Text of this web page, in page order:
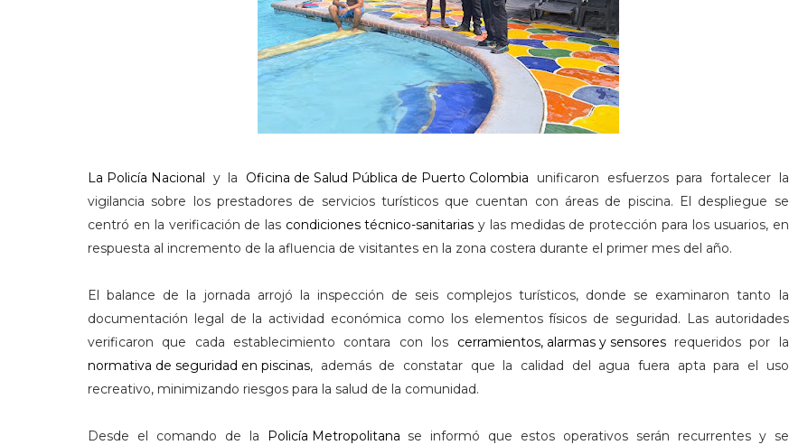
La Policía Nacional y la Oficina de Salud Pública de Puerto Colombia unificaron esfuerzos para fortalecer la
vigilancia sobre los prestadores de servicios turísticos que cuentan con áreas de piscina. El despliegue se
centró en la verificación de las condiciones técnico-sanitarias y las medidas de protección para los usuarios, en
respuesta al incremento de la afluencia de visitantes en la zona costera durante el primer mes del año.
El balance de la jornada arrojó la inspección de seis complejos turísticos, donde se examinaron tanto la
documentación legal de la actividad económica como los elementos físicos de seguridad. Las autoridades
verificaron que cada establecimiento contara con los cerramientos, alarmas y sensoresrequeridos por la
normativa de seguridad en piscinas, además de constatar que la calidad del agua fuera apta para el uso
recreativo, minimizando riesgos para la salud de la comunidad.
Desde el comando de la Policía Metropolitana se informó que estos operativos serán recurrentes y se